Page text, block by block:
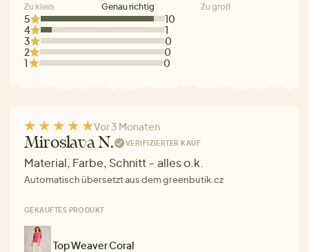
5
10
4
1
3
0
2
0
1
0
Zu klein Genau richtig Zu groß
Vor 3 Monaten
Miroslava N. VERIFIZIERTER KAUF
Material, Farbe, Schnitt – alles o.k.
Automatisch übersetzt aus dem greenbutik.cz
GEKAUFTES PRODUKT
Top Weaver Coral